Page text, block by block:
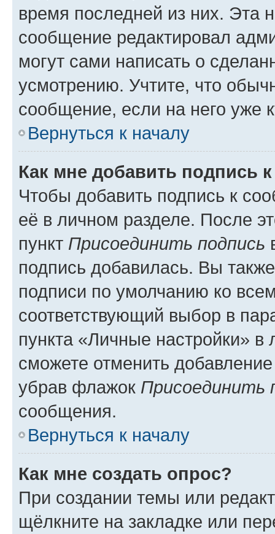
время последней из них. Эта
сообщение редактировал
могут сами написать о
усмотрению. Учтите, что
сообщение, если на него уже
Вернуться к началу
Как мне добавить подпись
Чтобы добавить подпись к
её в личном разделе. После
пункт Присоединить подпись
подпись добавилась. Вы
подписи по умолчанию ко
соответствующий выбор в
пункта «Личные настройки»
сможете отменить
убрав флажок Присоединить
сообщения.
Вернуться к началу
Как мне создать опрос?
При создании темы или
щёлкните на закладке или